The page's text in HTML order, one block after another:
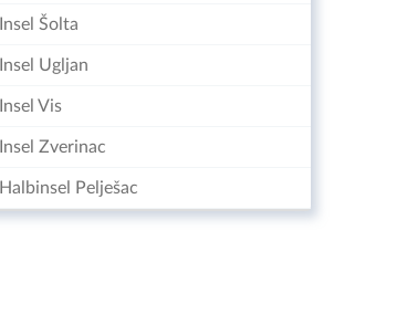
Insel Šolta
Insel Ugljan
Insel Vis
Insel Zverinac
Halbinsel Pelješac